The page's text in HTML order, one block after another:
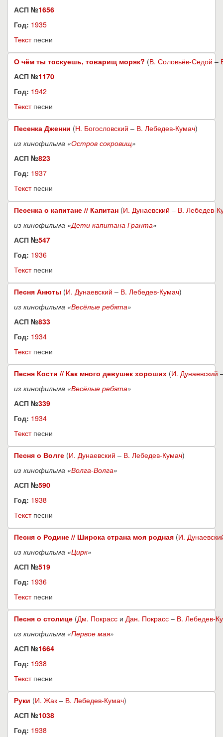
АСП №1656
Год: 1935
Текстпесни
О чём ты тоскуешь, товарищ моряк? (В. Соловьёв-Седой –
АСП №1170
Год: 1942
Текстпесни
Песенка Дженни (Н. Богословский – В. Лебедев-Кумач)
из кинофильма «Остров сокровищ»
АСП №823
Год: 1937
Текстпесни
Песенка о капитане // Капитан (И. Дунаевский – В. Лебедев-
из кинофильма «Дети капитана Гранта»
АСП №547
Год: 1936
Текстпесни
Песня Анюты (И. Дунаевский – В. Лебедев-Кумач)
из кинофильма «Весёлые ребята»
АСП №833
Год: 1934
Текстпесни
Песня Кости // Как много девушек хороших (И. Дунаевский
из кинофильма «Весёлые ребята»
АСП №339
Год: 1934
Текстпесни
Песня о Волге (И. Дунаевский – В. Лебедев-Кумач)
из кинофильма «Волга-Волга»
АСП №590
Год: 1938
Текстпесни
Песня о Родине // Широка страна моя родная (И.
из кинофильма «Цирк»
АСП №519
Год: 1936
Текстпесни
Песня о столице (Дм. Покрасс и Дан. Покрасс – В. Лебедев-
из кинофильма «Первое мая»
АСП №1664
Год: 1938
Текстпесни
Руки (И. Жак – В. Лебедев-Кумач)
АСП №1038
Год: 1938